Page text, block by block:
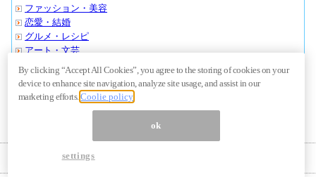
ファッション・美容
恋愛・結婚
グルメ・レシピ
アート・文芸
スポーツ・アウトドア
クルマ・バイク
旅行・おでかけ
その他・ノンジャンル
By clicking “Accept All Cookies”, you agree to the storing of cookies on your
device to enhance site navigation, analyze site usage, and assist in our
marketing efforts.Coolie policy
ok
settings